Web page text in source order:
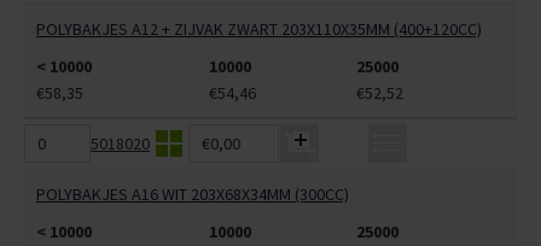
POLYBAKJES A12 + ZIJVAK ZWART 203X110X35MM (400+120CC)
< 10000
10000
25000
€58,35
€54,46 €52,52
5018020 €0,00
POLYBAKJES A16 WIT 203X68X34MM (300CC)
< 10000
10000
25000